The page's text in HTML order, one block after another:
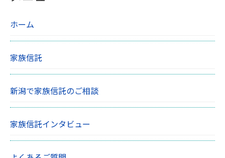
ホーム
家族信託
新潟で家族信託のご相談
家族信託インタビュー